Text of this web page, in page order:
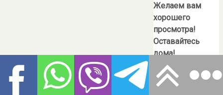
Желаем вам
хорошего
просмотра!
Оставайтесь
дома!
Берегите себя и
своих близких!